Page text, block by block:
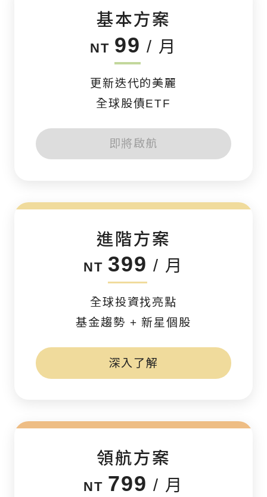
基本方案
NT 99 / 月
更新迭代的美麗
全球股債ETF
即將啟航
進階方案
NT 399 / 月
全球投資找亮點
基金趨勢 + 新星個股
深入了解
領航方案
NT 799 / 月